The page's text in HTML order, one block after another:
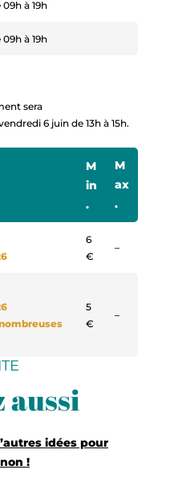
à 19h
à 19h
sera
6 juin de 13h à 15h.
à 17h
à 17h
à 18h
à 18h
M
in
.
M
ax
.
6
€
–Non
5
€
–Non
aussi
idées pour
!